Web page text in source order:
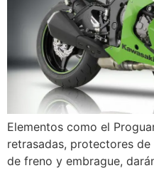
Elementos como el
retrasadas, protectores
de freno y embrague,